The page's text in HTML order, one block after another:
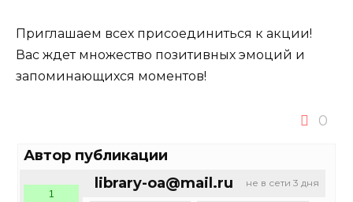
Приглашаем всех присоединиться к акции!
Вас ждет множество позитивных эмоций и
запоминающихся моментов!
0
Автор публикации
не в сети 3 дня
library-oa@mail.ru
1